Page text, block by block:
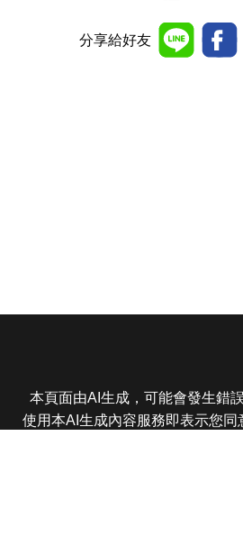
分享給好友
本頁面由AI生成，可能會發生錯
使用本AI生成內容服務即表示您